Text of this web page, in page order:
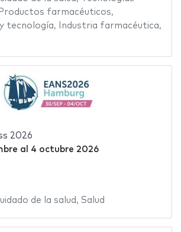
Productos farmacéuticos,
tecnología, Industria farmacéutica,
2026
al 4 octubre 2026
de la salud , Salud